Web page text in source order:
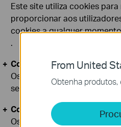
em maior detalhe cada função e
do produto em questão
Frequentes
o Firmware da Deco
From United
Obtenha produtos,
Este site utiliza cookies
proporcionar aos
cookies a qualquer
.
Cookies Básicos
Os cookies são
seus sistemas.
Cookies de Análise e
Os cookies de analise